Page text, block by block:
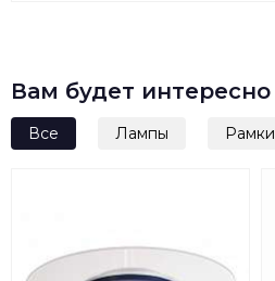
Вам будет интересно
Все Лампы Рамки